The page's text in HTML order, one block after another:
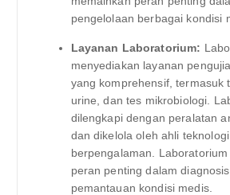
pengelolaan berbagai kondisi
Layanan Laboratorium:
menyediakan layanan
yang komprehensif, termasuk
urine, dan tes mikrobiologi.
dilengkapi dengan peralatan
dan dikelola oleh ahli
berpengalaman.
peran penting dalam
pemantauan kondisi medis.